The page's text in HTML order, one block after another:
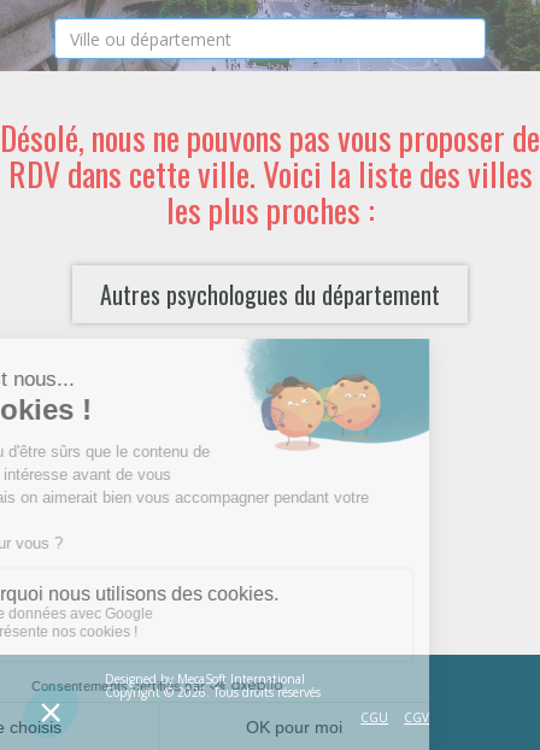
Désolé, nous ne pouvons pas vous proposer de
RDV dans cette ville. Voici la liste des villes
les plus proches :
Autres psychologues du département
Designed by MecaSoft International
Copyright © 2026. Tous droits réservés
CGU
CGV